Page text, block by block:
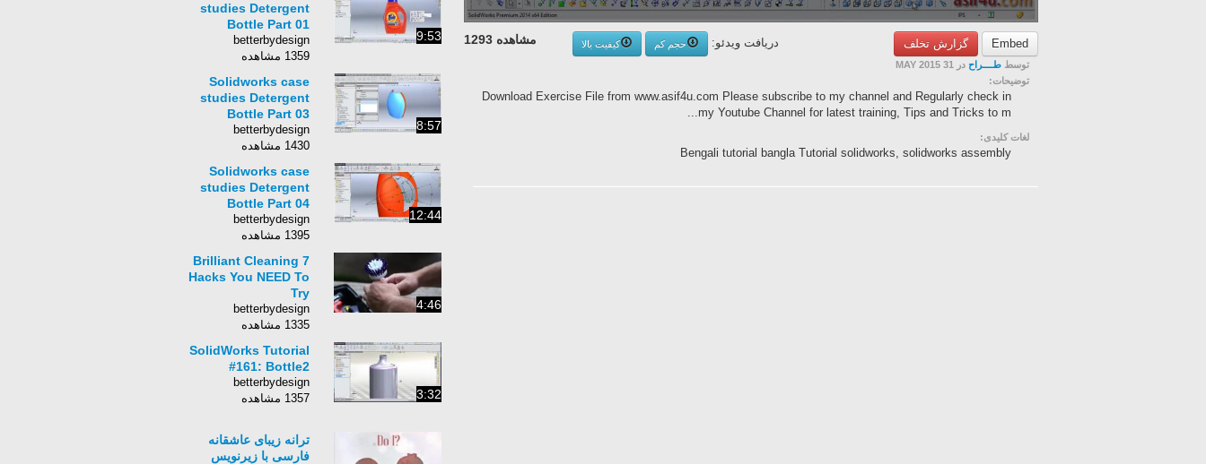
Embed گزارش تخلف مشاهده 1293 دریافت ویدئو: حجم کم
کیفیت بالا
توسط طــــراح در 31 MAY 2015
توضیحات:
Download Exercise File from www.asif4u.com Please subscribe to my channel and Regularly check in
my Youtube Channel for latest training, Tips and Tricks to m...
لغات کلیدی:
Bengali tutorial bangla Tutorial solidworks, solidworks assembly
9:53
studies Detergent
Bottle Part 01
betterbydesign
1359 مشاهده
8:57
Solidworks case
studies Detergent
Bottle Part 03
betterbydesign
1430 مشاهده
12:44
Solidworks case
studies Detergent
Bottle Part 04
betterbydesign
1395 مشاهده
4:46
7 Brilliant Cleaning
Hacks You NEED To
Try
betterbydesign
1335 مشاهده
3:32
SolidWorks Tutorial
#161: Bottle2
betterbydesign
1357 مشاهده
ترانه زیبای عاشقانه
فارسی با زیرنویس